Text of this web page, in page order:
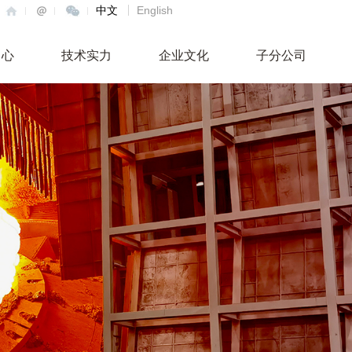
中文 English
技术实力 企业文化 子分公司